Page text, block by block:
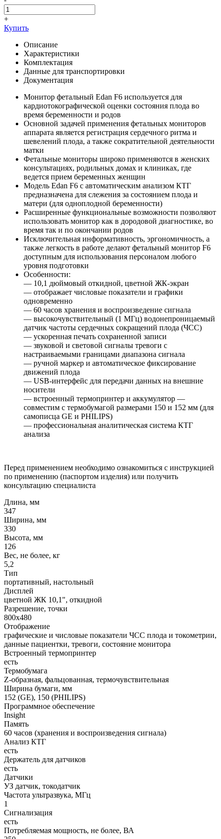
+
Купить
Описание
Характеристики
Комплектация
Данные для транспортировки
Документация
Монитор фетальный Edan F6 используется для
кардиотокографической оценки состояния плода во
время беременности и родов
Основной задачей применения фетальных мониторов
аппарата является регистрация сердечного ритма и
шевелений плода, а также сократительной деятельности
матки
Фетальные мониторы широко применяются в женских
консультациях, родильных домах и клиниках, где
ведется прием беременных женщин
Модель Edan F6 с автоматическим анализом КТГ
предназначена для слежения за состоянием плода и
матери (для одноплодной беременности)
Расширенные функциональные возможности позволяют
использовать монитор как в дородовой диагностике, во
время так и по окончании родов
Исключительная информативность, эргономичность, а
также легкость в работе делают фетальный монитор F6
доступным для использования персоналом любого
уровня подготовки
Особенности:
— 10,1 дюймовый откидной, цветной ЖК-экран
— отображает числовые показатели и графики
одновременно
— 60 часов хранения и воспроизведение сигнала
— высокочувствительный (1 МГц) водонепроницаемый
датчик частоты сердечных сокращений плода (ЧСС)
— ускоренная печать сохраненной записи
— звуковой и световой сигналы тревоги с
настраиваемыми границами диапазона сигнала
— ручной маркер и автоматическое фиксирование
движений плода
— USB-интерфейс для передачи данных на внешние
носители
— встроенный термопринтер и аккумулятор —
совместим с термобумагой размерами 150 и 152 мм (для
самописца GE и PHILIPS)
— профессиональная аналитическая система КТГ
анализа
Перед применением необходимо ознакомиться с инструкцией
по применению (паспортом изделия) или получить
консультацию специалиста
Длина, мм
347
Ширина, мм
330
Высота, мм
126
Вес, не более, кг
5,2
Тип
портативный, настольный
Дисплей
цветной ЖК 10,1", откидной
Разрешение, точки
800x480
Отображение
графические и числовые показатели ЧСС плода и токометрии,
данные пациентки, тревоги, состояние монитора
Встроенный термопринтер
есть
Термобумага
Z-образная, фальцованная, термочувствительная
Ширина бумаги, мм
152 (GE), 150 (PHILIPS)
Программное обеспечение
Insight
Память
60 часов (хранения и воспроизведения сигнала)
Анализ КТГ
есть
Держатель для датчиков
есть
Датчики
УЗ датчик, токодатчик
Частота ультразвука, МГц
1
Сигнализация
есть
Потребляемая мощность, не более, ВА